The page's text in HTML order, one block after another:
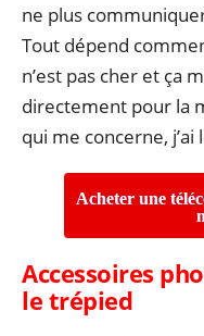
ne plus
Tout dépend
n’est pas cher et ça
directement pour la
qui me concerne, j’ai
Acheter une
Accessoires
le trépied